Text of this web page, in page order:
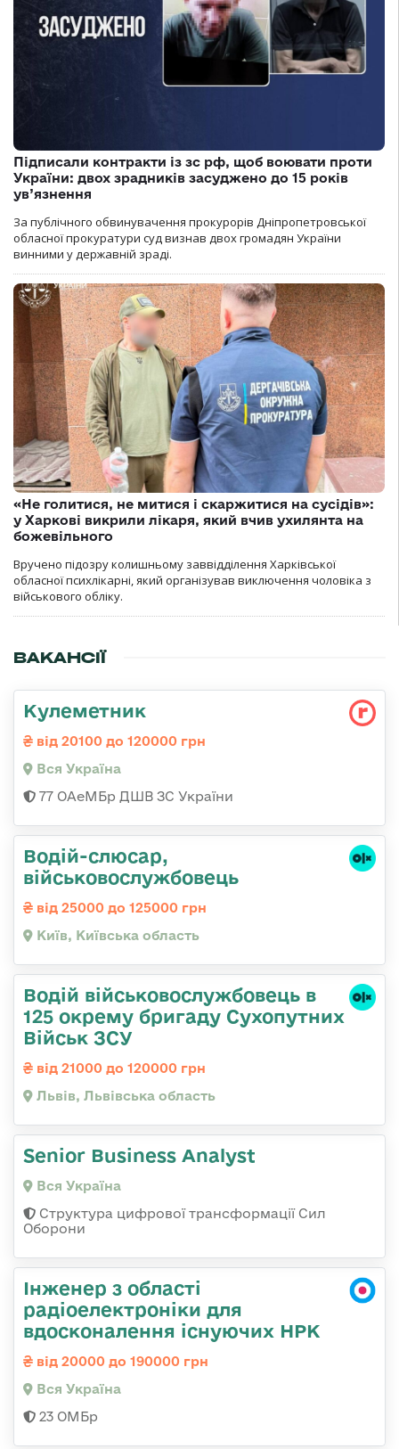
Підписали контракти із зс рф, щоб воювати проти
України: двох зрадників засуджено до 15 років
ув’язнення
За публічного обвинувачення прокурорів Дніпропетровської
обласної прокуратури суд визнав двох громадян України
винними у державній зраді.
«Не голитися, не митися і скаржитися на сусідів»:
у Харкові викрили лікаря, який вчив ухилянта на
божевільного
Вручено підозру колишньому заввідділення Харківської
обласної психлікарні, який організував виключення чоловіка з
військового обліку.
ВАКАНСІЇ
Кулеметник
від 20100 до 120000 грн
Вся Україна
77 ОАеМБр ДШВ ЗС України
Водій-слюсаp,
військовослужбовець
від 25000 до 125000 грн
Київ, Київська область
Водій військовослужбовець в
125 окрему бригаду Сухопутних
Військ ЗСУ
від 21000 до 120000 грн
Львів, Львівська область
Senior Business Analyst
Вся Україна
Структура цифрової трансформації Сил
Оборони
Інженер з області
радіоелектроніки для
вдосконалення існуючих НРК
від 20000 до 190000 грн
Вся Україна
23 ОМБр